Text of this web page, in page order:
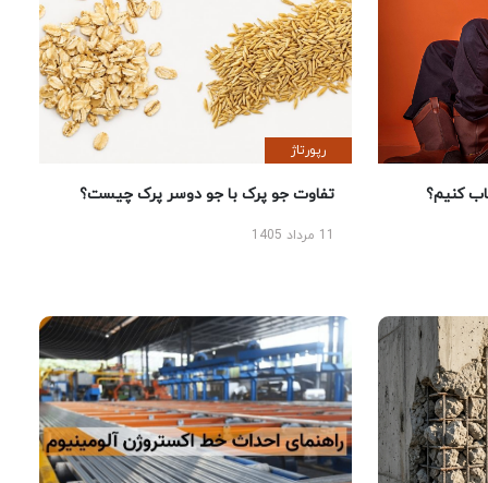
کنیم؟
رپورتاژ
تفاوت جو پرک با جو دوسر پرک چیست؟